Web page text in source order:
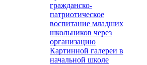
гражданско-
патриотическое
воспитание младших
школьников через
организацию
Картинной галереи в
начальной школе